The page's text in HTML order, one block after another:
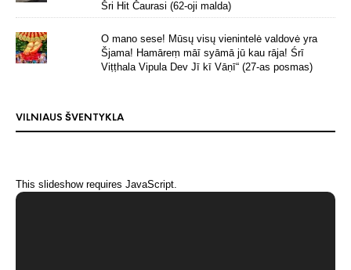
Šri Hit Čaurasi (62-oji malda)
O mano sese! Mūsų visų vienintelė valdovė yra
Šjama! Hamāreṃ māī syāmā jū kau rāja! Śrī
Viṭṭhala Vipula Dev Jī kī Vāṇī“ (27-as posmas)
VILNIAUS ŠVENTYKLA
This slideshow requires JavaScript.